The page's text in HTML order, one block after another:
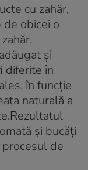
cu zahăr,
obicei o
și
diferite în
în funcție
naturală a
și bucăți
de